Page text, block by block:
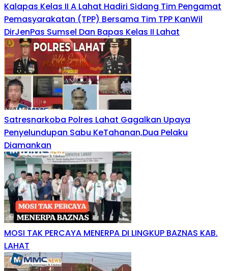
Kalapas Kelas II A Lahat Hadiri Sidang Tim Pengamat
Pemasyarakatan (TPP) Bersama Tim TPP KanWil
DirJenPas Sumsel Dan Bapas Kelas II Lahat
Satresnarkoba Polres Lahat Gagalkan Upaya
Penyelundupan Sabu KeTahanan,Dua Pelaku
Diamankan
MOSI TAK PERCAYA MENERPA DI LINGKUP BAZNAS KAB.
LAHAT